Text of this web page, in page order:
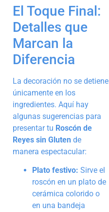
El Toque Final:
Detalles que
Marcan la
Diferencia
La decoración no se detiene
únicamente en los
ingredientes. Aquí hay
algunas sugerencias para
presentar tu Roscón de
Reyes sin Gluten de
manera espectacular:
Plato festivo: Sirve el
roscón en un plato de
cerámica colorido o
en una bandeja